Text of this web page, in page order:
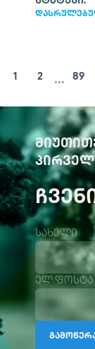
1 2 ... 89
სახელი
ელ.ფოსტა